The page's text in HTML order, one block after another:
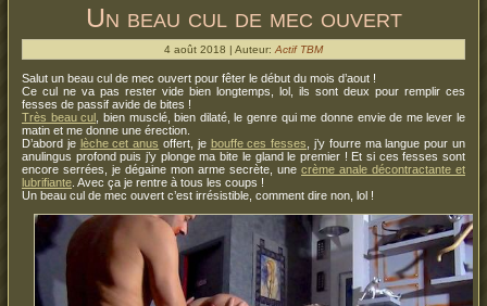
Un beau cul de mec ouvert
4 août 2018 | Auteur: Actif TBM
Salut un beau cul de mec ouvert pour fêter le début du mois d’aout !
Ce cul ne va pas rester vide bien longtemps, lol, ils sont deux pour remplir ces
fesses de passif avide de bites !
Très beau cul , bien musclé, bien dilaté, le genre qui me donne envie de me lever le
matin et me donne une érection.
D’abord je lèche cet anus offert, je bouffe ces fesses
, j’y fourre ma langue pour un
anulingus profond puis j’y plonge ma bite le gland le premier ! Et si ces fesses sont
encore serrées, je dégaine mon arme secrète, une crème anale décontractante et
lubrifiante . Avec ça je rentre à tous les coups !
Un beau cul de mec ouvert c’est irrésistible, comment dire non, lol !